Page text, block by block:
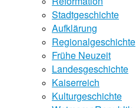
Stadtgeschichte
Aufklärung
Regionalgeschichte
Frühe Neuzeit
Landesgeschichte
Kaiserreich
Kulturgeschichte